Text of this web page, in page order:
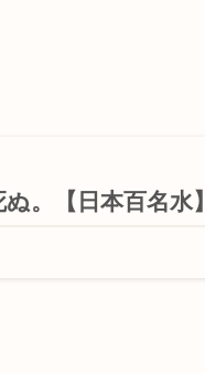
。【日本百名水】